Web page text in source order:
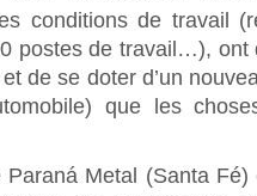
conditions de travail
postes de travail…), ont
de se doter d’un
que les
Paraná Metal (Santa